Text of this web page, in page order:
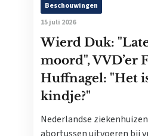
Beschouwingen
15 juli 2026
Wierd Duk:
moord", VVD’er
Huffnagel: "Het
kindje?"
Nederlandse